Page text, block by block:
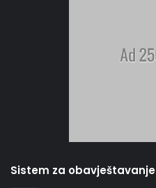
Sistem za obavještavanje